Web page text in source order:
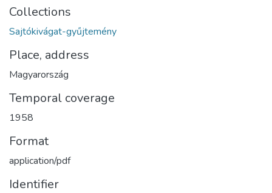
Collections
Sajtókivágat-gyűjtemény
Place, address
Magyarország
Temporal coverage
1958
Format
application/pdf
Identifier